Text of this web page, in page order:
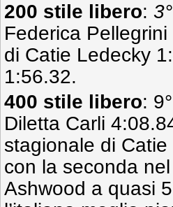
200 stile libero:
Federica
di Catie Ledecky
1:56.32.
400 stile libero:
Diletta Carli
stagionale di
con la seconda
Ashwood a quasi